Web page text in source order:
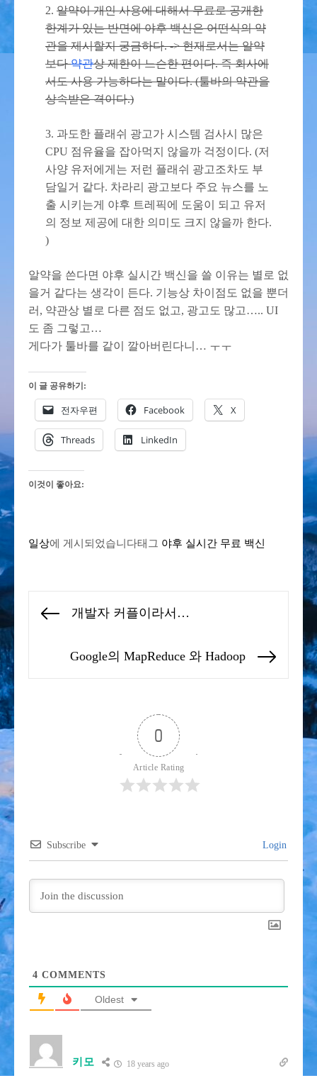
2. 알약이 개인 사용에 대해서 무료로 공개한
한계가 있는 반면에 야후 백신은 어떤식의 약
관을 제시할지 궁금하다. -> 현재로서는 알약
보다약관상 제한이 느슨한 편이다. 즉 회사에
서도 사용 가능하다는 말이다. (툴바의 약관을
상속받은 격이다.)
3. 과도한 플래쉬 광고가 시스템 검사시 많은
CPU 점유율을 잡아먹지 않을까 걱정이다. (저
사양 유저에게는 저런 플래쉬 광고조차도 부
담일거 같다. 차라리 광고보다 주요 뉴스를 노
출 시키는게 야후 트레픽에 도움이 되고 유저
의 정보 제공에 대한 의미도 크지 않을까 한다.
)
알약을 쓴다면 야후 실시간 백신을 쓸 이유는 별로 없
을거 같다는 생각이 든다. 기능상 차이점도 없을 뿐더
러, 약관상 별로 다른 점도 없고, 광고도 많고….. UI
도 좀 그렇고…
게다가 툴바를 같이 깔아버린다니… ㅜㅜ
이 글 공유하기:
전자우편 Facebook X
Threads LinkedIn
이것이 좋아요:
일상에 게시되었습니다태그 야후 실시간 무료 백신
Previous
개발자 커플이라서…
Next
post:
Google의 MapReduce 와 Hadoop
0
Article Rating
Subscribe Login
4 COMMENTS
Oldest
키모 18 years ago